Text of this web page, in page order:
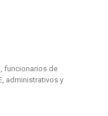
funcionarios de
administrativos y